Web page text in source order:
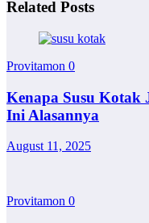
Related Posts
Provitamon 0
Kenapa Susu Kotak
Ini Alasannya
August 11, 2025
Provitamon 0